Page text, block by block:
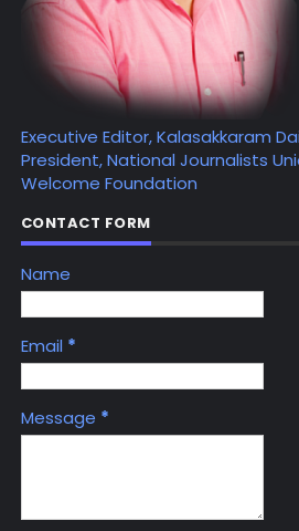
Executive Editor, Kalasakkaram
President, National Journalists
Welcome Foundation
CONTACT FORM
Name
Email *
Message *